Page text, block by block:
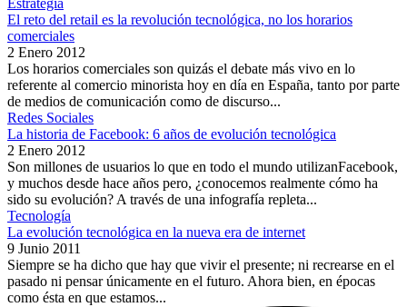
Estrategia
El reto del retail es la revolución tecnológica, no los horarios
comerciales
2 Enero 2012
Los horarios comerciales son quizás el debate más vivo en lo
referente al comercio minorista hoy en día en España, tanto por parte
de medios de comunicación como de discurso...
Redes Sociales
La historia de Facebook: 6 años de evolución tecnológica
2 Enero 2012
Son millones de usuarios lo que en todo el mundo utilizanFacebook,
y muchos desde hace años pero, ¿conocemos realmente cómo ha
sido su evolución? A través de una infografía repleta...
Tecnología
La evolución tecnológica en la nueva era de internet
9 Junio 2011
Siempre se ha dicho que hay que vivir el presente; ni recrearse en el
pasado ni pensar únicamente en el futuro. Ahora bien, en épocas
como ésta en que estamos...